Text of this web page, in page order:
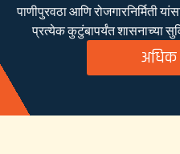
पाणीपुरवठा आणि रोजगारनिर्मिती
प्रत्येक कुटुंबापर्यंत शासनाच्या
अधिक